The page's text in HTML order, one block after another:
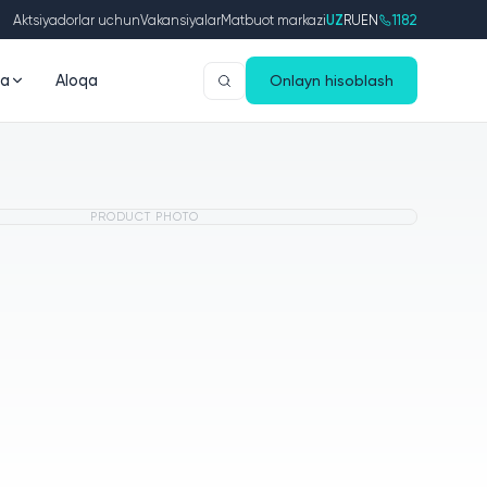
Aktsiyadorlar uchunVakansiyalarMatbuot markaziUZRUEN 1182
Aloqa Onlayn hisoblash
PRODUCT PHOTO